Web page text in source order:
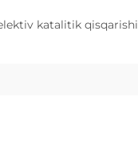
katalitik qisqarishi